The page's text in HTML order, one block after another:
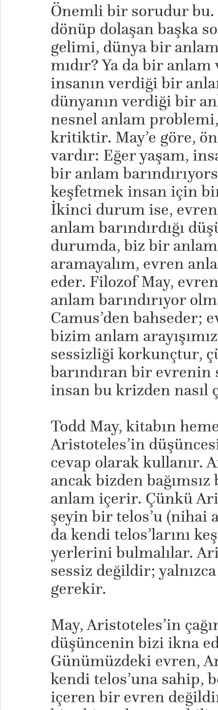
Önemli bir sorudur
dönüp dolaşan başka
gelimi, dünya bir
mıdır? Ya da bir
insanın verdiği bir
dünyanın verdiği bir
nesnel anlam
kritiktir. May’e göre,
vardır: Eğer yaşam,
bir anlam
keşfetmek insan için
İkinci durum ise,
anlam barındırdığı
durumda, biz bir anlam
aramayalım, evren
eder. Filozof May,
anlam barındırıyor
Camus’den bahseder;
bizim anlam
sessizliği korkunçtur,
barındıran bir
insan bu krizden nasıl
Todd May, kitabın
Aristoteles’in
cevap olarak kullanır.
ancak bizden
anlam içerir. Çünkü
şeyin bir telos’u (nihai
da kendi telos’larını
yerlerini bulmalılar.
sessiz değildir;
gerekir.
May, Aristoteles’in
düşüncenin bizi ikna
Günümüzdeki evren,
kendi telos’una
içeren bir evren